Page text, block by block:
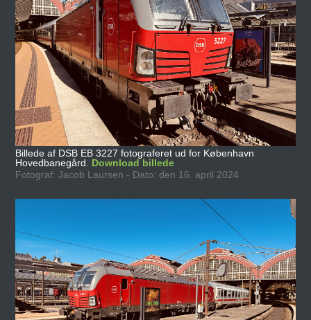
Billede af DSB EB 3227 fotograferet ud for København
Hovedbanegård. Download billede
Fotograf: Jacob Laursen - Dato: den 16. april 2024